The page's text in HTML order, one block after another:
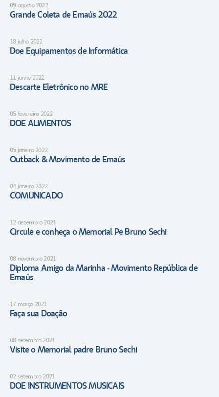
09 agosto 2022
Grande Coleta de Emaús 2022
18 julho 2022
Doe Equipamentos de Informática
11 junho 2022
Descarte Eletrônico no MRE
05 fevereiro 2022
DOE ALIMENTOS
05 janeiro 2022
Outback & Movimento de Emaús
04 janeiro 2022
COMUNICADO
12 dezembro 2021
Circule e conheça o Memorial Pe Bruno Sechi
08 novembro 2021
Diploma Amigo da Marinha - Movimento República de
Emaús
17 março 2021
Faça sua Doação
08 setembro 2021
Visite o Memorial padre Bruno Sechi
02 setembro 2021
DOE INSTRUMENTOS MUSICAIS